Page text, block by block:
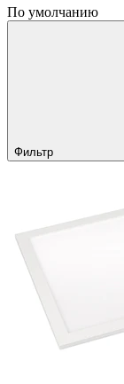
По умолчанию
Фильтр